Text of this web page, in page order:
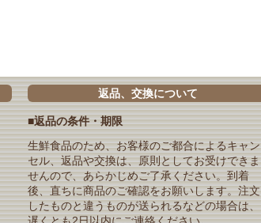
返品、交換について
■返品の条件・期限
生鮮食品のため、お客様のご都合によるキャン
セル、返品や交換は、原則としてお受けできま
せんので、あらかじめご了承ください。到着
後、直ちに商品のご確認をお願いします。注文
したものと違うものが送られるなどの場合は、